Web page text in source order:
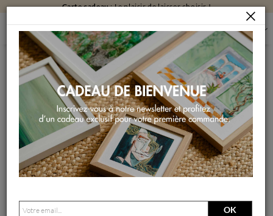
Carte cadeau: Le plaisir de laisser choisir !
PEINTURES PEINTURES PAR FORMAT
PEINTURES PETIT FORMAT
LAISSE DE MER
Peinture Laisse de mer par Caviale Marie | Tableau Abstrait
Minimaliste
OK